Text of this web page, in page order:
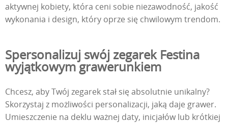
aktywnej kobiety, która ceni sobie niezawodność, jakość
wykonania i design, który oprze się chwilowym trendom.
Spersonalizuj swój zegarek Festina
wyjątkowym grawerunkiem
Chcesz, aby Twój zegarek stał się absolutnie unikalny?
Skorzystaj z możliwości personalizacji, jaką daje grawer.
Umieszczenie na deklu ważnej daty, inicjałów lub krótkiej